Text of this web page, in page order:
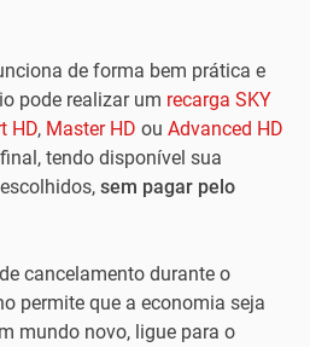
de forma bem prática e
pode realizar um recarga SKY
HD, Master HD ou Advanced HD
tendo disponível sua
sem pagar pelo
cancelamento durante o
permite que a economia seja
mundo novo, ligue para o